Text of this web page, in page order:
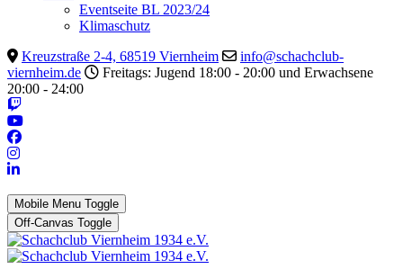
Eventseite BL 2023/24
Klimaschutz
Kreuzstraße 2-4, 68519 Viernheim
info@schachclub-
viernheim.de
Freitags: Jugend 18:00 - 20:00 und Erwachsene
20:00 - 24:00
Mobile Menu Toggle
Off-Canvas Toggle